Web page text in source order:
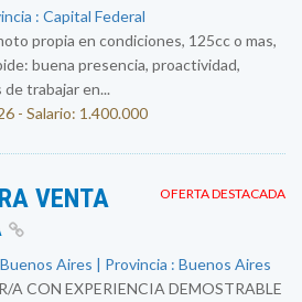
: Capital Federal
propia en condiciones, 125cc o mas,
buena presencia, proactividad,
trabajar en...
- Salario: 1.400.000
OFERTA DESTACADA
VENTA
Aires | Provincia : Buenos Aires
A CON EXPERIENCIA DEMOSTRABLE